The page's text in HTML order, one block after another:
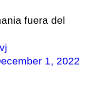
fuera del
1, 2022